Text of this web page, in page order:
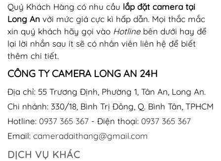
Quý Khách Hàng có nhu cầu lắp đặt camera tại
Long An với mức giá cực kì hấp dẫn. Mọi thắc mắc
xin quý khách hãy gọi vào Hotline bên dưới hay để
lại lời nhắn sau ít sẽ có nhân viên liên hệ để biết
thêm chi tiết.
CÔNG TY CAMERA LONG AN 24H
Địa chỉ: 55 Trương Định, Phường 1, Tân An, Long An.
Chi nhánh: 330/18, Bình Trị Đông, Q. Bình Tân, TPHCM
Hotline: 0937 365 367 - Điện thoại: 0937 365 367
Email: cameradaithang@gmail.com
DỊCH VỤ KHÁC